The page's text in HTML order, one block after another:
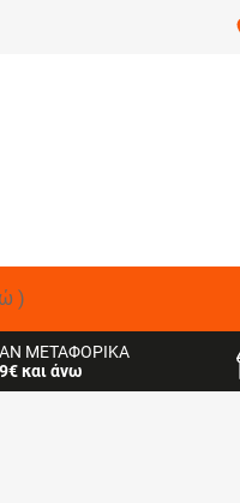
ΜΕΤΑΦΟΡΙΚΑ
και άνω